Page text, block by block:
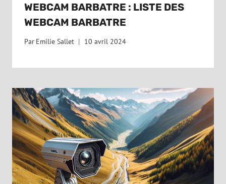
WEBCAM BARBATRE : LISTE DES
WEBCAM BARBATRE
Par Emilie Sallet 10 avril 2024